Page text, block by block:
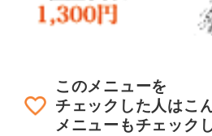
このメニューを
チェックした人はこ
メニューもチェック